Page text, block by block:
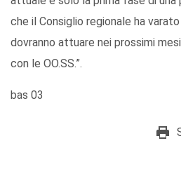
che il Consiglio regionale ha
dovranno attuare nei prossimi
con le OO.SS.”.
bas 03